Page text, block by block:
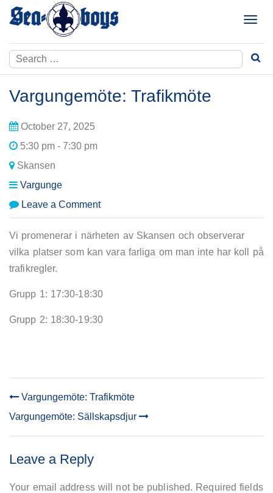
Skip
T
g
l
Search
for:
Vargungemöte: Trafikmöte
October 27, 2025
5:30 pm - 7:30 pm
Skansen
Vargunge
Leave a Commenton
Vargungemöte:
Trafikmöte
Vi promenerar i närheten av Skansen och observerar
vilka platser som kan vara farliga om man inte har koll på
trafikregler.
Grupp 1: 17:30-18:30
Grupp 2: 18:30-19:30
POST
NAVIGATION
Vargungemöte: Trafikmöte
Vargungemöte: Sällskapsdjur
Leave a Reply
Your email address will not be published. Required fields